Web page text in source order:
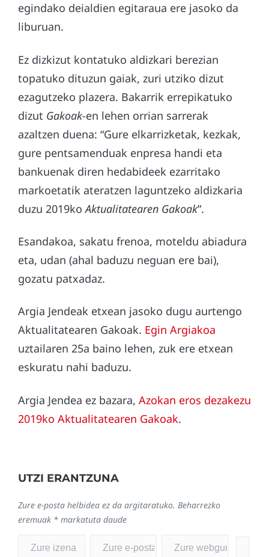
egindako deialdien egitaraua ere jasoko da
liburuan.
Ez dizkizut kontatuko aldizkari berezian
topatuko dituzun gaiak, zuri utziko dizut
ezagutzeko plazera. Bakarrik errepikatuko
dizut Gakoak-en lehen orrian sarrerak
azaltzen duena: “Gure elkarrizketak, kezkak,
gure pentsamenduak enpresa handi eta
bankuenak diren hedabideek ezarritako
markoetatik ateratzen laguntzeko aldizkaria
duzu 2019koAktualitatearen Gakoak”.
Esandakoa, sakatu frenoa, moteldu abiadura
eta, udan (ahal baduzu neguan ere bai),
gozatu patxadaz.
Argia Jendeak etxean jasoko dugu aurtengo
Aktualitatearen Gakoak. Egin Argiakoa
uztailaren 25a baino lehen, zuk ere etxean
eskuratu nahi baduzu.
Argia Jendea ez bazara, Azokan eros dezakezu
2019ko Aktualitatearen Gakoak.
UTZI ERANTZUNA
Zure e-posta helbidea ez da argitaratuko. Beharrezko
eremuak * markatuta daude